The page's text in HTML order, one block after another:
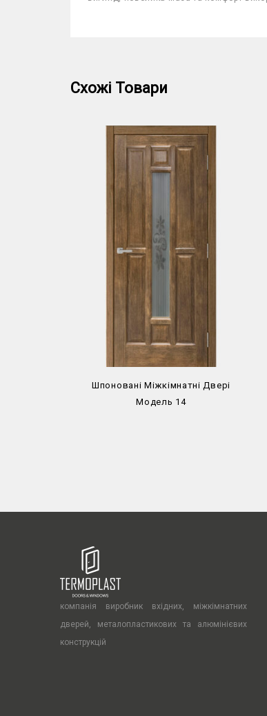
Схожі Товари
Шпоновані Міжкімнатні Двері
Модель 14
компанія виробник вхідних, міжкімнатних
дверей, металопластикових та алюмінієвих
конструкцій